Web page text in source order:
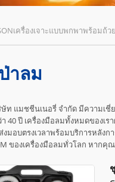
เครื่องเจาะแบบพกพาพร้อมถ้
าลม
ษัท แมชชีนเนอรี่ จำกัด มีความเ
40 ปี เครื่องมือลมทั้งหมดของเ
มอบตรงเวลาพร้อมบริการหลัง
ของเครื่องมือลมทั่วโลก หาก